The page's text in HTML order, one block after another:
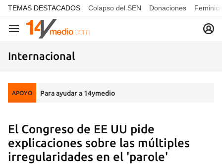
common.go-to-content
TEMAS DESTACADOS Colapso del SEN Donaciones
Navegación
Internacional
APOYO Para ayudar a 14ymedio
El Congreso de EE UU pide
explicaciones sobre las múltiples
irregularidades en el 'parole'